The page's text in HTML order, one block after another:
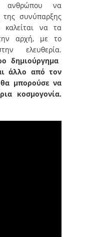
ανθρώπου να
της συνύπαρξης
καλείται να τα
αρχή, με το
ελευθερία.
δημιούργημα
άλλο από τον
μπορούσε να
κοσμογονία.